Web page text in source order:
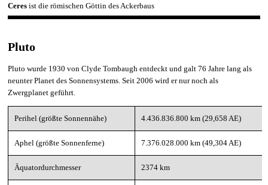
Ceres ist die römischen Göttin des Ackerbaus
Pluto
Pluto wurde 1930 von Clyde Tombaugh entdeckt und galt 76 Jahre lang als
neunter Planet des Sonnensystems Seit 2006 wird er nur noch als
Zwergplanet geführt.
Perihel (größte Sonnennähe) 4.436.836.800 km (29,658 AE)
Aphel (größte Sonnenferne) 7.376.028.000 km (49,304 AE)
Äquatordurchmesser 2374 km